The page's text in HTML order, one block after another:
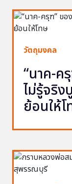
วัตถุมงคล
“นาค-ค
ไม่รู้จริง
ย้อนให้